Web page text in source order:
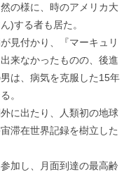
の様に、時のアメリカ大
)する者も居た。
見付かり、『マーキュリ
来なかったものの、後進
は、病気を克服した15年
。
に出たり、人類初の地球
滞在世界記録を樹立した
加し、月面到達の最高齢